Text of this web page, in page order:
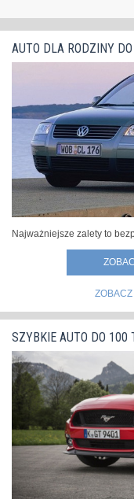
AUTO DLA RODZINY
Najważniejsze zalety to
SZYBKIE AUTO DO 100